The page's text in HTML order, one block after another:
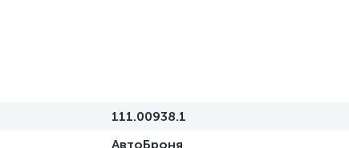
111.00938.1
АвтоБроня